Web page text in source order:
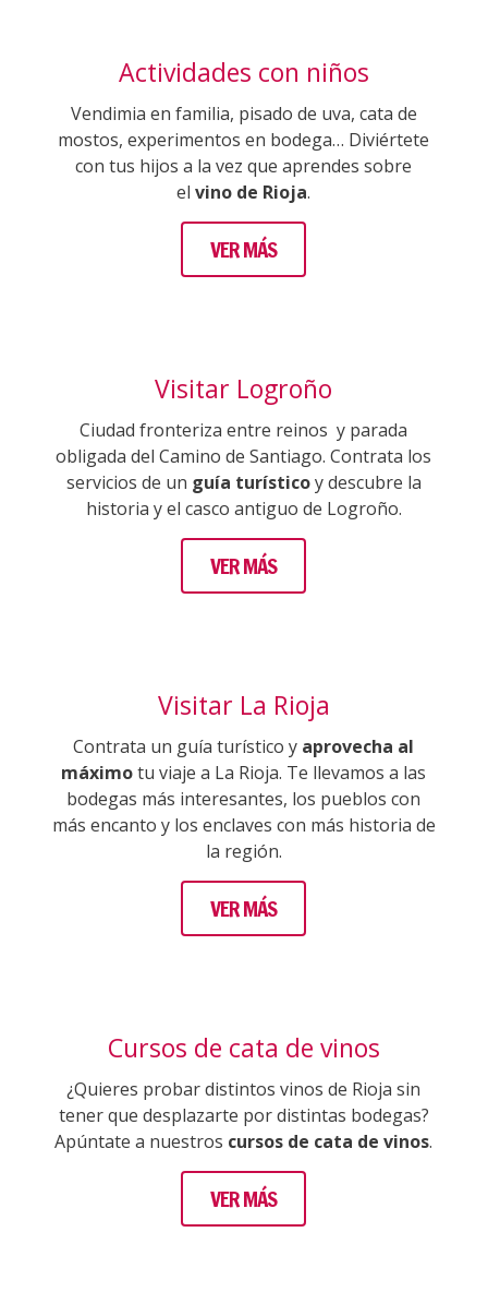
Actividades con niños
Vendimia en familia, pisado de uva, cata de
mostos, experimentos en bodega… Diviértete
con tus hijos a la vez que aprendes sobre
elvino de Rioja.
VER MÁS
Visitar Logroño
Ciudad fronteriza entre reinos y parada
obligada del Camino de Santiago. Contrata los
servicios de un guía turísticoy descubre la
historia y el casco antiguo de Logroño.
VER MÁS
Visitar La Rioja
Contrata un guía turístico y aprovecha al
máximotu viaje a La Rioja. Te llevamos a las
bodegas más interesantes, los pueblos con
más encanto y los enclaves con más historia de
la región.
VER MÁS
Cursos de cata de vinos
¿Quieres probar distintos vinos de Rioja sin
tener que desplazarte por distintas bodegas?
Apúntate a nuestros cursos de cata de vinos.
VER MÁS